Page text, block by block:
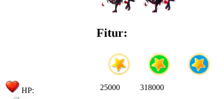
Fitur:
HP: 25000 318000